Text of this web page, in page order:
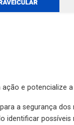
e potencialize
a segurança dos
identificar possíveis